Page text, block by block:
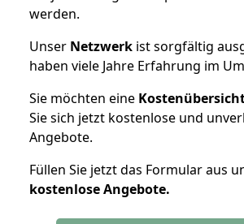
werden.
Unser Netzwerk ist sorgfältig
haben viele Jahre Erfahrung im
Sie möchten eine
Sie sich jetzt kostenlose und
Angebote.
Füllen Sie jetzt das Formular aus
kostenloseAngebote.